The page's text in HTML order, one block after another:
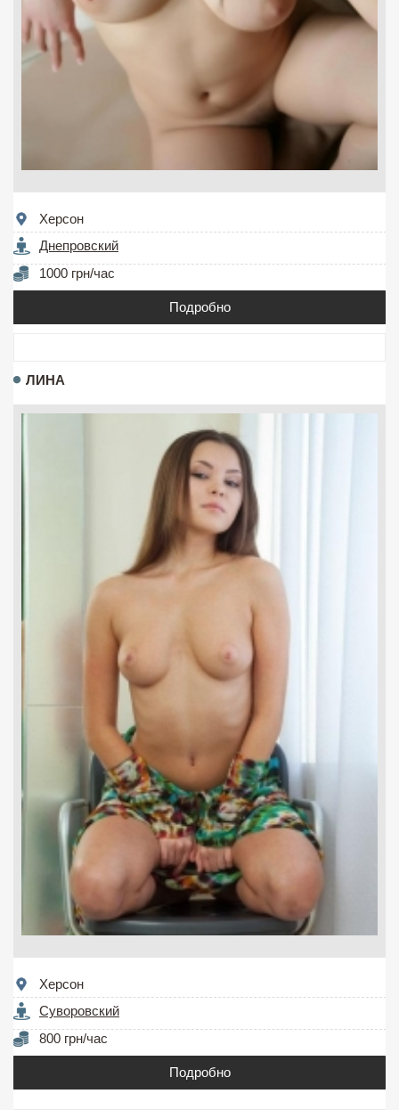
Херсон
Днепровский
1000 грн/час
Подробно
ЛИНА
Херсон
Суворовский
800 грн/час
Подробно